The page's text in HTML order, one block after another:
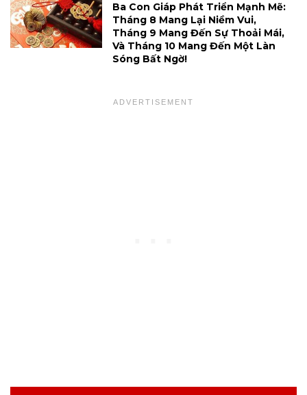
Ba Con Giáp Phát Triển Mạnh Mẽ:
Tháng 8 Mang Lại Niềm Vui,
Tháng 9 Mang Đến Sự Thoải Mái,
Và Tháng 10 Mang Đến Một Làn
Sóng Bất Ngờ!